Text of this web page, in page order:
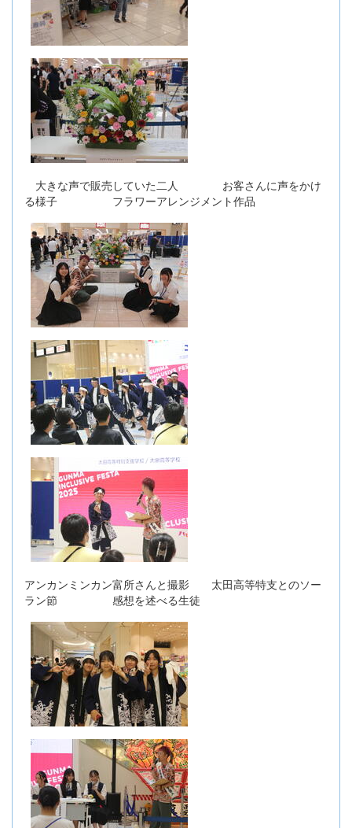
大きな声で販売していた二人 お客さんに声をかけ
る様子 フラワーアレンジメント作品
アンカンミンカン富所さんと撮影 太田高等特支とのソー
ラン節 感想を述べる生徒